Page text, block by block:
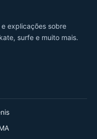
explicações sobre
surfe e muito mais.